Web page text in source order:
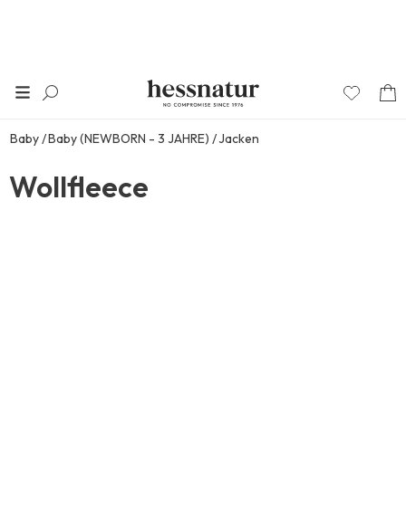
Baby Baby (NEWBORN - 3 JAHRE) Jacken
Wollfleece